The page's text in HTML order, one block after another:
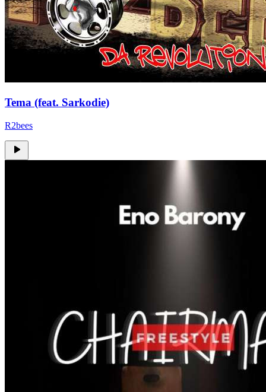
Tema (feat. Sarkodie)
R2bees